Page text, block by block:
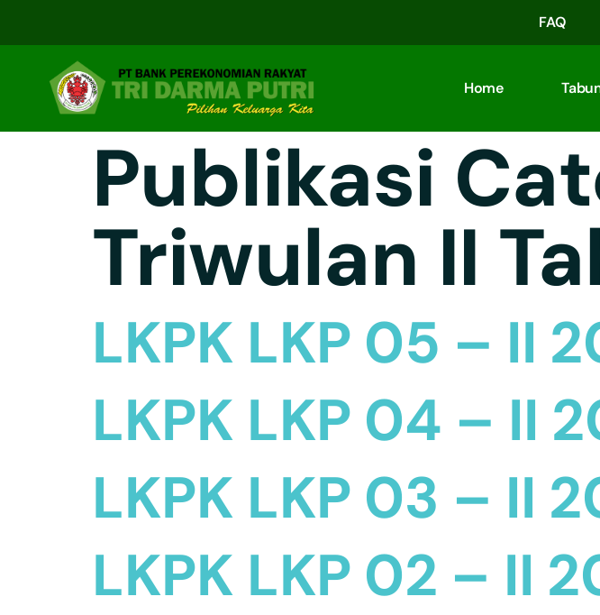
FAQ
Home
Publikasi
Triwulan II
LKPK LKP 05 – II
LKPK LKP 04 – II
LKPK LKP 03 – II
LKPK LKP 02 – II